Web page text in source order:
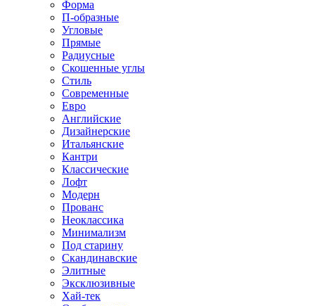
Форма
П-образные
Угловые
Прямые
Радиусные
Скошенные углы
Стиль
Современные
Евро
Английские
Дизайнерские
Итальянские
Кантри
Классические
Лофт
Модерн
Прованс
Неоклассика
Минимализм
Под старину
Скандинавские
Элитные
Эксклюзивные
Хай-тек